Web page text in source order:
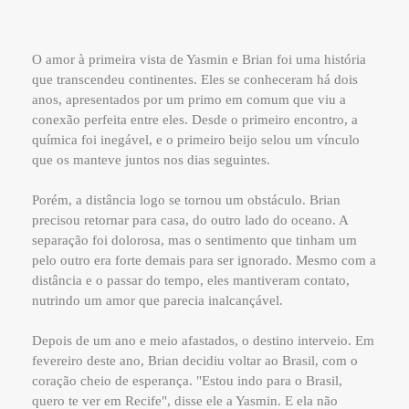
O amor à primeira vista de Yasmin e Brian foi uma história
que transcendeu continentes. Eles se conheceram há dois
anos, apresentados por um primo em comum que viu a
conexão perfeita entre eles. Desde o primeiro encontro, a
química foi inegável, e o primeiro beijo selou um vínculo
que os manteve juntos nos dias seguintes.
Porém, a distância logo se tornou um obstáculo. Brian
precisou retornar para casa, do outro lado do oceano. A
separação foi dolorosa, mas o sentimento que tinham um
pelo outro era forte demais para ser ignorado. Mesmo com a
distância e o passar do tempo, eles mantiveram contato,
nutrindo um amor que parecia inalcançável.
Depois de um ano e meio afastados, o destino interveio. Em
fevereiro deste ano, Brian decidiu voltar ao Brasil, com o
coração cheio de esperança. "Estou indo para o Brasil,
quero te ver em Recife", disse ele a Yasmin. E ela não